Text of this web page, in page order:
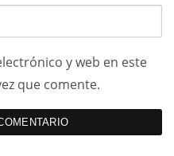
y web en este
que comente.